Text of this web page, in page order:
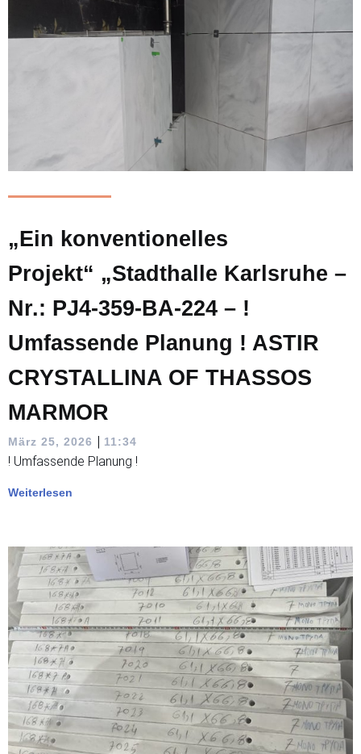
„Ein konventionelles
Projekt“ „Stadthalle Karlsruhe –
Nr.: PJ4-359-BA-224 – !
Umfassende Planung ! ASTIR
CRYSTALLINA OF THASSOS
MARMOR
März 25, 2026 | 11:34
! Umfassende Planung !
Weiterlesen